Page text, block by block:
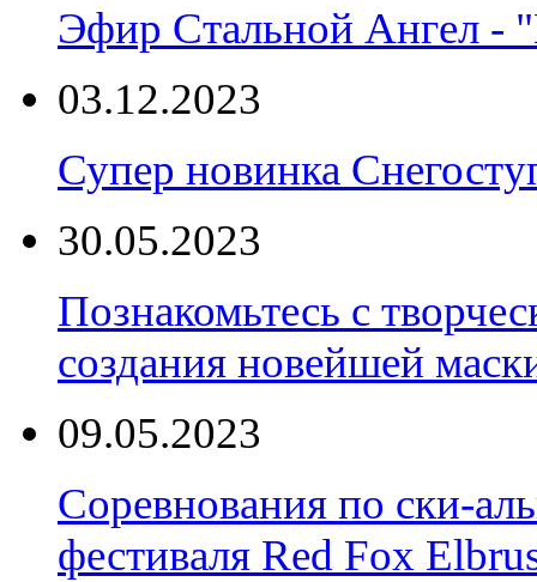
Эфир Стальной Ангел -
03.12.2023
Супер новинка
30.05.2023
Познакомьтесь с
создания новейшей
09.05.2023
Соревнования по ски-
фестиваля Red Fox